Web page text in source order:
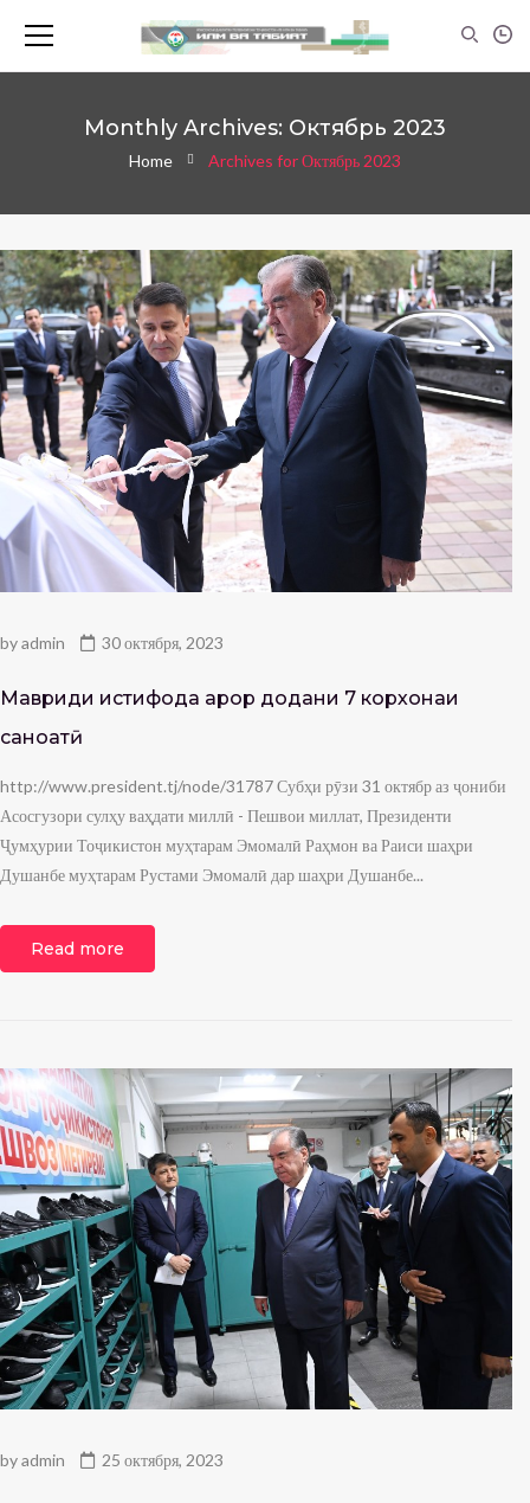
Monthly Archives: Октябрь 2023
Home Archives for Октябрь 2023
byadmin 30 октября, 2023
Мавриди истифода қарор додани 7 корхонаи
саноатӣ
http://www.president.tj/node/31787 Субҳи рӯзи 31 октябр аз ҷониби
Асосгузори сулҳу ваҳдати миллӣ - Пешвои миллат, Президенти
Ҷумҳурии Тоҷикистон муҳтарам Эмомалӣ Раҳмон ва Раиси шаҳри
Душанбе муҳтарам Рустами Эмомалӣ дар шаҳри Душанбе...
Read more
byadmin 25 октября, 2023